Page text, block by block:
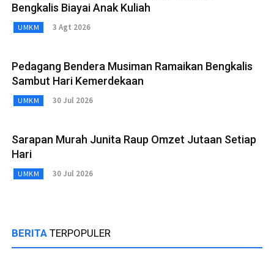
Bengkalis Biayai Anak Kuliah
UMKM 3 Agt 2026
Pedagang Bendera Musiman Ramaikan Bengkalis
Sambut Hari Kemerdekaan
UMKM 30 Jul 2026
Sarapan Murah Junita Raup Omzet Jutaan Setiap
Hari
UMKM 30 Jul 2026
BERITA TERPOPULER